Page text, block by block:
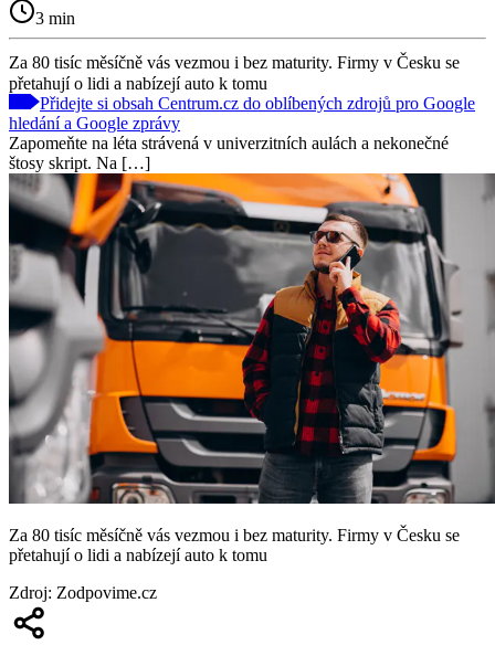
3 min
Za 80 tisíc měsíčně vás vezmou i bez maturity. Firmy v Česku se
přetahují o lidi a nabízejí auto k tomu
Přidejte si obsah Centrum.cz do oblíbených zdrojů pro Google
hledání a Google zprávy
Zapomeňte na léta strávená v univerzitních aulách a nekonečné
štosy skript. Na […]
Za 80 tisíc měsíčně vás vezmou i bez maturity. Firmy v Česku se
přetahují o lidi a nabízejí auto k tomu
Zdroj: Zodpovime.cz